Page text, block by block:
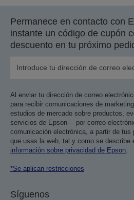
Permanece en contacto con
instante un código de cupón
descuento en tu próximo
Al enviar tu dirección de correo
para recibir comunicaciones de
estudios de mercado sobre productos,
servicios de Epson— por correo
comunicación electrónica, a partir de tus
que usas la web, tal y como se describe
información sobre privacidad de Epson
*Se aplican restricciones
Síguenos